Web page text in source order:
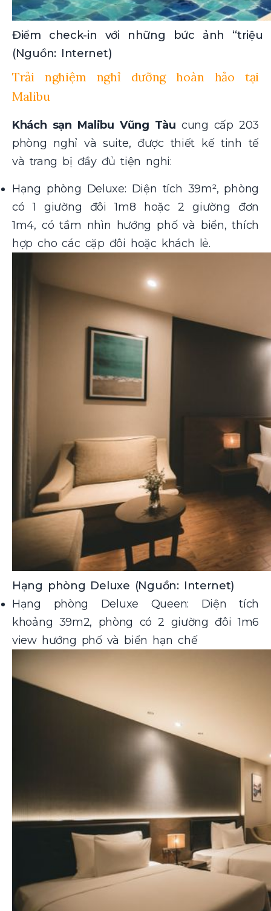
Điểm check-in với những bức ảnh
(Nguồn: Internet)
Trải nghiệm nghỉ dưỡng hoàn hảo tại
Malibu
Khách sạn Malibu Vũng Tàu cung cấp 203
phòng nghỉ và suite, được thiết kế tinh tế
và trang bị đầy đủ tiện nghi:
Hạng phòng Deluxe: Diện tích 39m², phòng
có 1 giường đôi 1m8 hoặc 2 giường đơn
1m4, có tầm nhìn hướng phố và biển, thích
hợp cho các cặp đôi hoặc khách lẻ.
Hạng phòng Deluxe (Nguồn: Internet)
Hạng phòng Deluxe Queen: Diện tích
khoảng 39m2, phòng có 2 giường đôi 1m6
view hướng phố và biển hạn chế